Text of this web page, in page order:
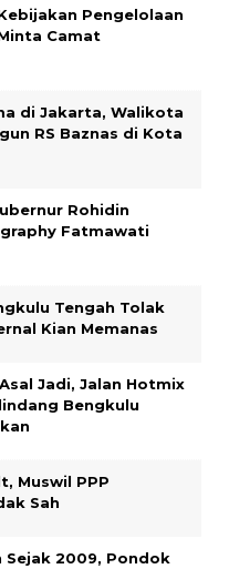
Pengelolaan
Camat
di Jakarta, Walikota
RS Baznas di Kota
Rohidin
Fatmawati
Tengah Tolak
Kian Memanas
Jadi, Jalan Hotmix
Bengkulu
Muswil PPP
Sah
Sejak 2009, Pondok